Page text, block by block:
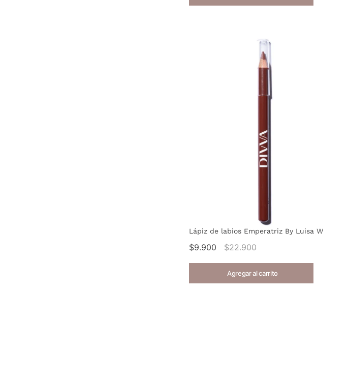
Lápiz de labios Emperatriz By Luisa W
$9.900 $22.900
Agregar al carrito